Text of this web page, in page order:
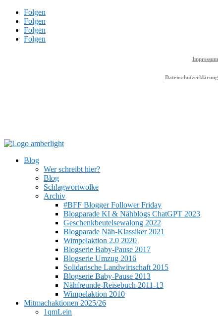
Folgen
Folgen
Folgen
Folgen
Impressum
Datenschutzerklärung
Blog
Wer schreibt hier?
Blog
Schlagwortwolke
Archiv
#BFF Blogger Follower Friday
Blogparade KI & Nähblogs ChatGPT 2023
Geschenkbeutelsewalong 2022
Blogparade Näh-Klassiker 2021
Wimpelaktion 2.0 2020
Blogserie Baby-Pause 2017
Blogserie Umzug 2016
Solidarische Landwirtschaft 2015
Blogserie Baby-Pause 2013
Nähfreunde-Reisebuch 2011-13
Wimpelaktion 2010
Mitmachaktionen 2025/26
1qmLein